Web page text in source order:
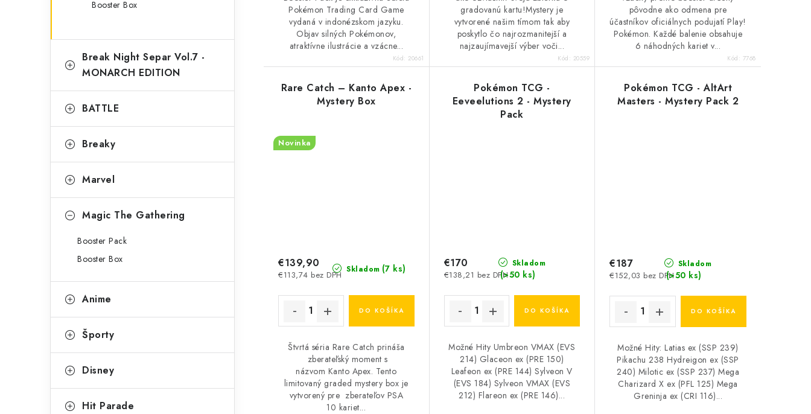
Booster Box
Break Night Separ Vol.7 -
MONARCH EDITION
BATTLE
Breaky
Marvel
Magic The Gathering
Booster Pack
Booster Box
Anime
Športy
Disney
Hit Parade
v
Pokémon Trading Card Game
vydaná v indonézskom jazyku.
Objav silných Pokémonov,
atraktívne ilustrácie a vzácne...
Kód: 20661
gradovanú kartu!Mystery je
vytvorené našim tímom tak aby
poskytlo čo najrozmanitejší a
najzaujímavejší výber voči...
Kód: 20559
pôvodne ako odmena pre
účastníkov oficiálnych podujatí Play!
Pokémon. Každé balenie obsahuje
6 náhodných kariet v...
Kód: 7768
Rare Catch – Kanto Apex -
Mystery Box
Novinka
Skladom (7 ks)
€113,74 bez DPH
€139,90
DO KOŠÍKA
Štvrtá séria Rare Catch prináša
zberateľský moment s
názvom Kanto Apex. Tento
limitovaný graded mystery box je
vytvorený pre zberateľov PSA
10 kariet...
Pokémon TCG -
Eeveelutions 2 - Mystery
Pack
Skladom
(>50 ks)
€138,21 bez DPH
€170
DO KOŠÍKA
Možné Hity Umbreon VMAX (EVS
214) Glaceon ex (PRE 150)
Leafeon ex (PRE 144) Sylveon V
(EVS 184) Sylveon VMAX (EVS
212) Flareon ex (PRE 146)...
Pokémon TCG - AltArt
Masters - Mystery Pack 2
Skladom
(>50 ks)
€152,03 bez DPH
€187
DO KOŠÍKA
Možné Hity: Latias ex (SSP 239)
Pikachu 238 Hydreigon ex (SSP
240) Milotic ex (SSP 237) Mega
Charizard X ex (PFL 125) Mega
Greninja ex (CRI 116)...